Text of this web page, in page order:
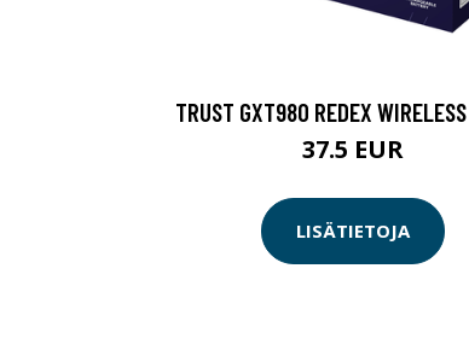
TRUST GXT980 REDEX WIRELESS
37.5 EUR
LISÄTIETOJA